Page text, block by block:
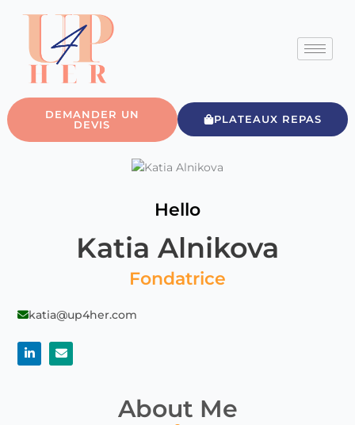
DEMANDER UN
DEVIS
PLATEAUX REPAS
Hello
Katia Alnikova
Fondatrice
katia@up4her.com
About Me